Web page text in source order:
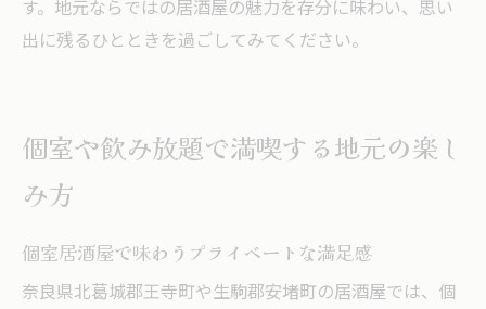
す。地元ならではの居酒屋の魅力を存分に味わい、思い
出に残るひとときを過ごしてみてください。
個室や飲み放題で満喫する地元の楽し
み方
個室居酒屋で味わうプライベートな満足感
奈良県北葛城郡王寺町や生駒郡安堵町の居酒屋では、個